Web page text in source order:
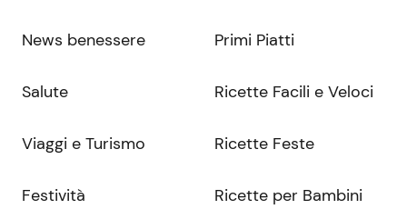
News benessere
Salute
Viaggi e Turismo
Festività
Primi Piatti
Ricette Facili e Veloci
Ricette Feste
Ricette per Bambini